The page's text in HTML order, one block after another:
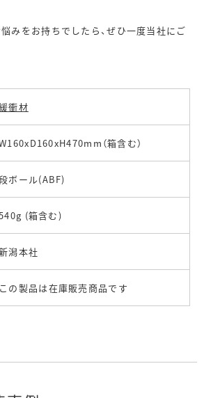
みをお持ちでしたら、ぜひ一度当社にご
衝材
（箱含む）
ボール(ABF)
(箱含む)
潟本社
この製品は在庫販売商品です